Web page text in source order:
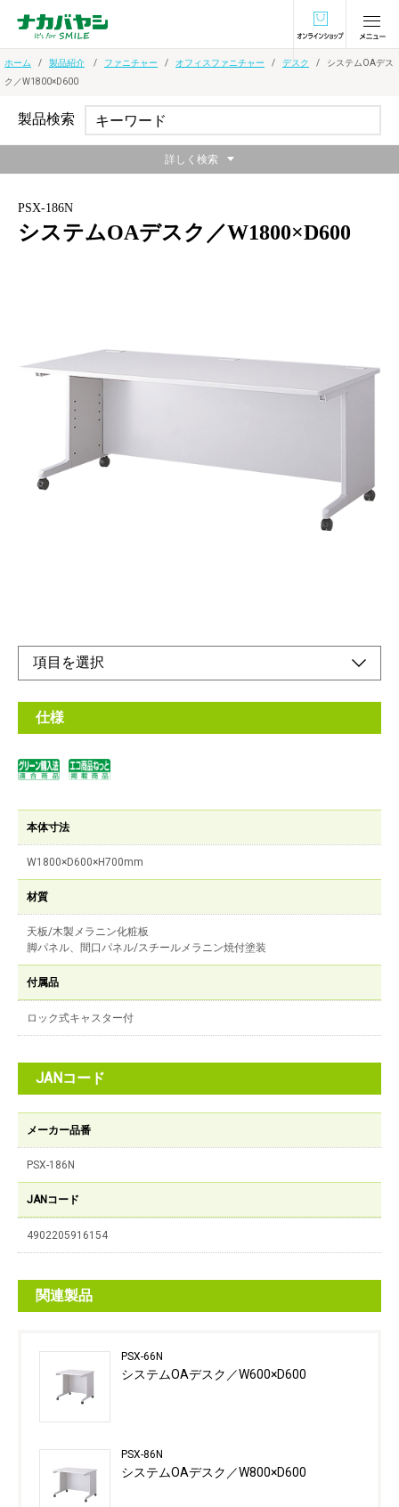
オンラインショ
ホーム 製品紹介 ファニチャー オフィスファニチャー デスク
システムOAデス
ク／W1800×D600
PSX-186N
システムOAデスク／W1800×D600
W1800mmタイプD600mmタイプ
メーカー希望小売価格：
¥82,600+ 税
天板サイズは幅7種類×奥行3種類の21種類。
また、オプションのアジャスターで高さが3種類選べます。
仕様
本体寸法
W1800×D600×H700mm
材質
天板/木製メラニン化粧板
脚パネル、間口パネル/スチールメラニン焼付塗装
付属品
ロック式キャスター付
JANコード
メーカー品番
PSX-186N
JANコード
4902205916154
関連製品
PSX-66N
システムOAデスク／W600×D600
PSX-86N
システムOAデスク／W800×D600
製品検索
詳しく検索